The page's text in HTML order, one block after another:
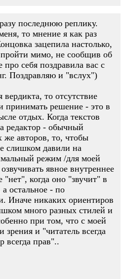
последнюю реплику.
то мнение я как раз
зацепила настолько,
пройти мимо, не сообщив об
себя поздравила вас с
Поздравляю и "вслух")
вердикта, то отсутствие
принимать решение - это в
отдых. Когда текстов
редактор - обычный
же авторов, то, чтобы
слишком давили на
режим /для моей
явное внутреннее
"нет", когда оно "звучит" в
а остальное - по
Иначе никаких ориентиров
много разных стилей и
при том, что с моей
зрения и "читатель всегда
всегда прав"..